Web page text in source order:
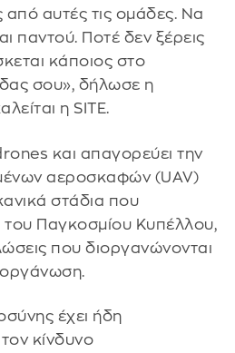
από αυτές τις ομάδες. Να
παντού. Ποτέ δεν ξέρεις
κάποιος στο
σου», δήλωσε η
η SITE.
και απαγορεύει την
αεροσκαφών (UAV)
στάδια που
Παγκοσμίου Κυπέλλου,
που διοργανώνονται
έχει ήδη
κίνδυνο